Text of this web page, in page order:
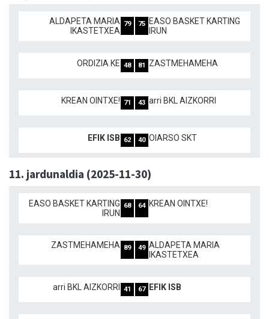
ALDAPETA MARIA
IKASTETXEA
79 75
EASO BASKET KARTING
IRUN
ORDIZIA KE 48 81 ZASTMEHAMEHA
KREAN OINTXE! 71 43 arri BKL AIZKORRI
EFIK ISB 62 40 OIARSO SKT
11. jardunaldia (2025-11-30)
EASO BASKET KARTING
IRUN
68 64 KREAN OINTXE!
ZASTMEHAMEHA 89 49 ALDAPETA MARIA
IKASTETXEA
arri BKL AIZKORRI 41 67 EFIK ISB